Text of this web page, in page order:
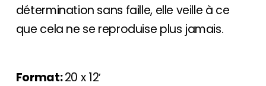
détermination sans faille, elle veille à ce
que cela ne se reproduise plus jamais.
Format:20 x 12′